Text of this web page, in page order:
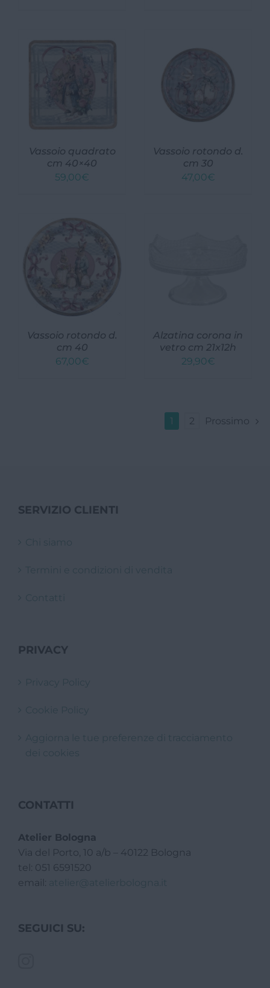
Vassoio quadrato
cm 40×40
59,00€
Vassoio rotondo d.
cm 30
47,00€
Vassoio rotondo d.
cm 40
67,00€
Alzatina corona in
vetro cm 21x12h
29,90€
1 2 Prossimo
SERVIZIO CLIENTI
PRIVACY
CONTATTI
Atelier Bologna
Via del Porto, 10 a/b – 40122 Bologna
tel: 051 6591520
email:
SEGUICI SU: